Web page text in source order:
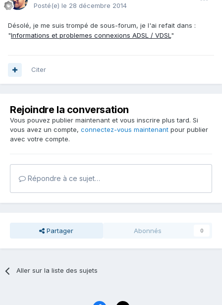
Posté(e) le 28 décembre 2014
Désolé, je me suis trompé de sous-forum, je l'ai refait dans :
"Informations et problemes connexions ADSL / VDSL"
Citer
Rejoindre la conversation
Vous pouvez publier maintenant et vous inscrire plus tard. Si
vous avez un compte, connectez-vous maintenant pour publier
avec votre compte.
Répondre à ce sujet…
Partager Abonnés 0
Aller sur la liste des sujets